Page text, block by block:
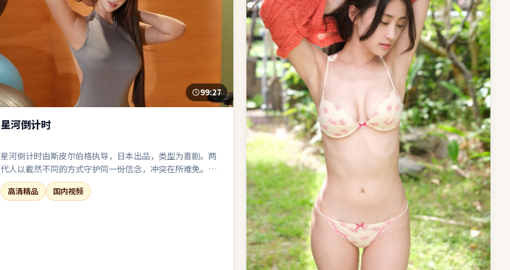
99:27
星河倒计时
星河倒计时由斯皮尔伯格执导，日本出品，类型为喜剧。两
代人以截然不同的方式守护同一份信念，冲突在所难免。叙
事在回忆与现实之间切换，人物动机随着线索推进层层剥
茧。在娱乐性与表达欲之间取得了相对稳态的平衡。
高清精品 国内视频